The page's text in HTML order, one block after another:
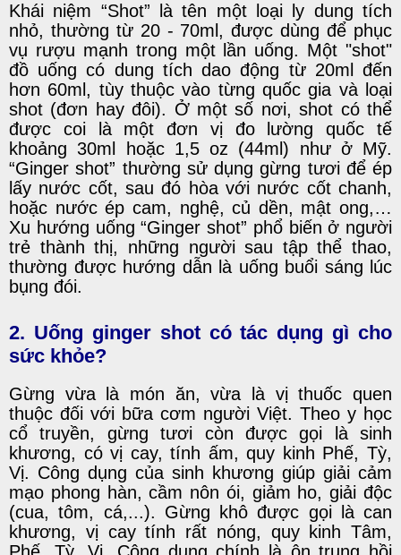
Khái niệm “Shot” là tên một loại ly dung tích
nhỏ, thường từ 20 - 70ml, được dùng để phục
vụ rượu mạnh trong một lần uống. Một "shot"
đồ uống có dung tích dao động từ 20ml đến
hơn 60ml, tùy thuộc vào từng quốc gia và loại
shot (đơn hay đôi). Ở một số nơi, shot có thể
được coi là một đơn vị đo lường quốc tế
khoảng 30ml hoặc 1,5 oz (44ml) như ở Mỹ.
“Ginger shot” thường sử dụng gừng tươi để ép
lấy nước cốt, sau đó hòa với nước cốt chanh,
hoặc nước ép cam, nghệ, củ dền, mật ong,…
Xu hướng uống “Ginger shot” phổ biến ở người
trẻ thành thị, những người sau tập thể thao,
thường được hướng dẫn là uống buổi sáng lúc
bụng đói.
2. Uống ginger shot có tác dụng gì cho
sức khỏe?
Gừng vừa là món ăn, vừa là vị thuốc quen
thuộc đối với bữa cơm người Việt. Theo y học
cổ truyền, gừng tươi còn được gọi là sinh
khương, có vị cay, tính ấm, quy kinh Phế, Tỳ,
Vị. Công dụng của sinh khương giúp giải cảm
mạo phong hàn, cầm nôn ói, giảm ho, giải độc
(cua, tôm, cá,...). Gừng khô được gọi là can
khương, vị cay tính rất nóng, quy kinh Tâm,